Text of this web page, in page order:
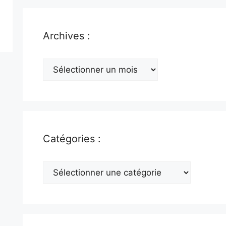
Archives :
Archives
Catégories :
Catégories